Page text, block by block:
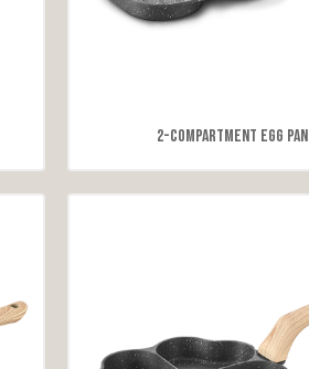
2-Compartment Egg Pan